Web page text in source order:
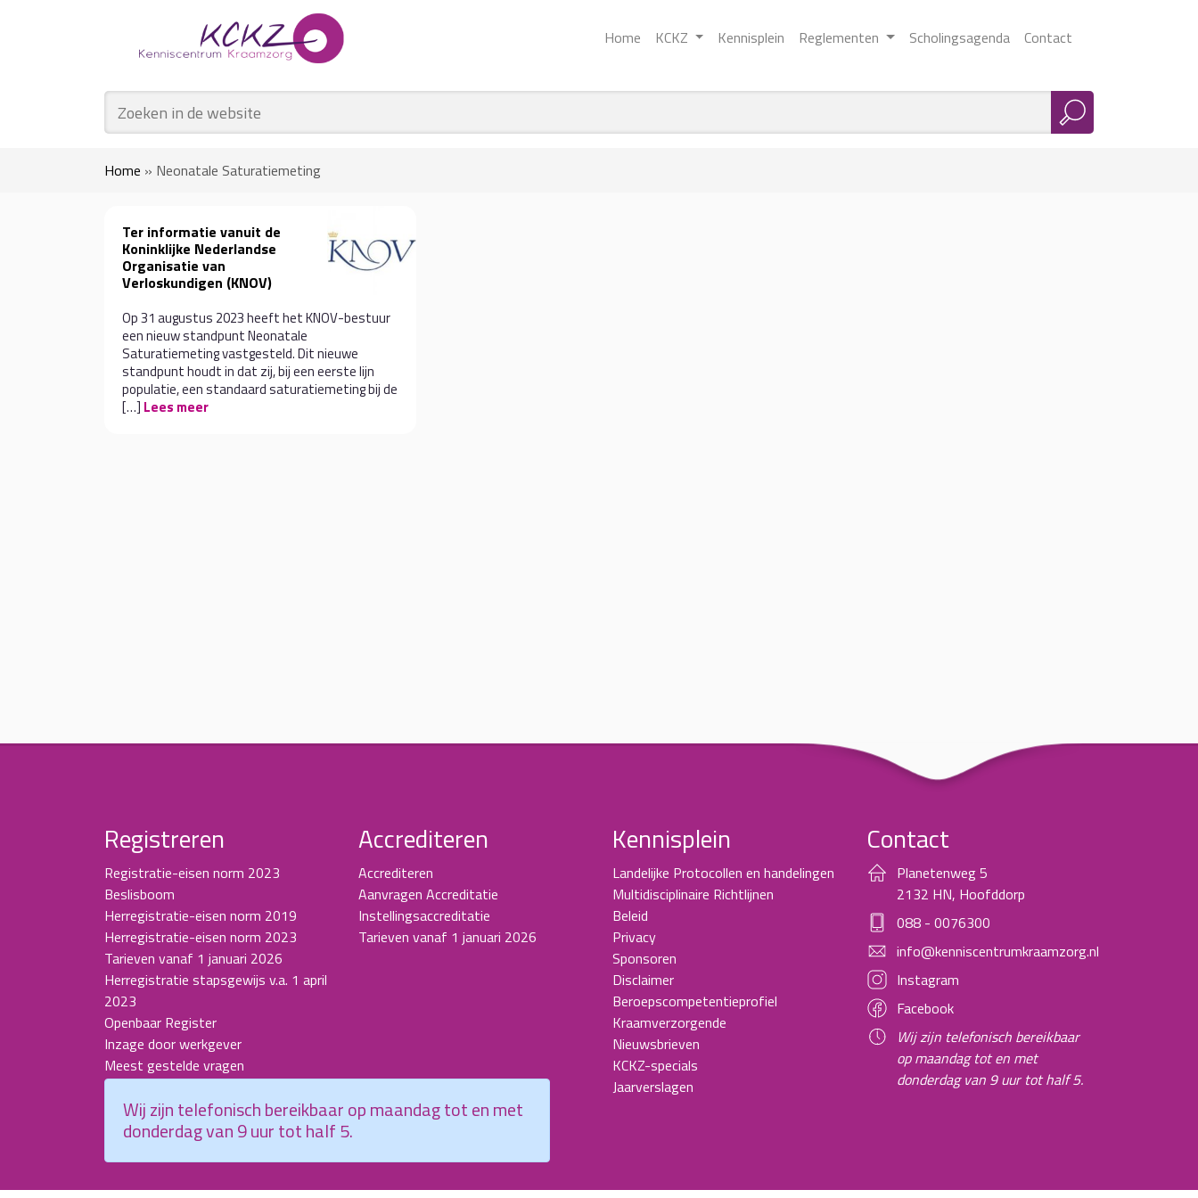
Home KCKZ Kennisplein Reglementen Scholingsagenda Contact
Home » Neonatale Saturatiemeting
Ter informatie vanuit de
Koninklijke Nederlandse
Organisatie van
Verloskundigen (KNOV)
Op 31 augustus 2023 heeft het KNOV-bestuur
een nieuw standpunt Neonatale
Saturatiemeting vastgesteld. Dit nieuwe
standpunt houdt in dat zij, bij een eerste lijn
populatie, een standaard saturatiemeting bij de
[…] Lees meer
Registreren
Registratie-eisen norm 2023
Beslisboom
Herregistratie-eisen norm 2019
Herregistratie-eisen norm 2023
Tarieven vanaf 1 januari 2026
Herregistratie stapsgewijs v.a. 1 april
2023
Openbaar Register
Inzage door werkgever
Meest gestelde vragen
Accrediteren
Accrediteren
Aanvragen Accreditatie
Instellingsaccreditatie
Tarieven vanaf 1 januari 2026
Kennisplein
Landelijke Protocollen en handelingen
Multidisciplinaire Richtlijnen
Beleid
Privacy
Sponsoren
Disclaimer
Beroepscompetentieprofiel
Kraamverzorgende
Nieuwsbrieven
KCKZ-specials
Jaarverslagen
Contact
Planetenweg 5
2132 HN, Hoofddorp
088 - 0076300
info@kenniscentrumkraamzorg.nl
Instagram
Facebook
Wij zijn telefonisch bereikbaar
op maandag tot en met
donderdag van 9 uur tot half 5.
Wij zijn telefonisch bereikbaar op maandag tot en met
donderdag van 9 uur tot half 5.